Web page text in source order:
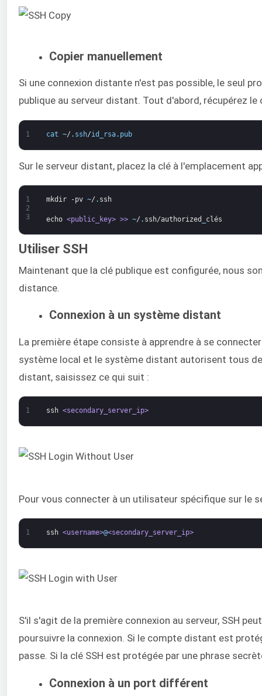
Copier manuellement
Si une connexion distante n'est pas possible, le seul
publique au serveur distant. Tout d'abord, récupérez le
1 cat ~/ . ssh/id_rsa. pub
Sur le serveur distant, placez la clé à l'emplacement
1
2
3
mkdir -pv ~/ . ssh
echo <public_key> >> ~/ . ssh/authorized clés
Utiliser SSH
Maintenant que la clé publique est configurée, nous
distance.
Connexion à un système distant
La première étape consiste à apprendre à se
système local et le système distant autorisent tous
distant, saisissez ce qui suit :
1 ssh <secondary_server_ip>
Pour vous connecter à un utilisateur spécifique sur
1 ssh <username>@<secondary_server_ip>
S'il s'agit de la première connexion au serveur, SSH
poursuivre la connexion. Si le compte distant est
passe. Si la clé SSH est protégée par une phrase
Connexion à un port différent